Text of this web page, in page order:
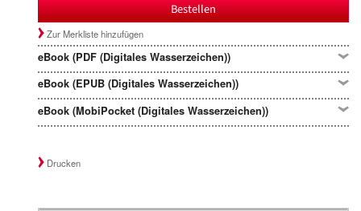
Bestellen
Zur Merkliste hinzufügen
eBook (PDF (Digitales Wasserzeichen))
eBook (EPUB (Digitales Wasserzeichen))
eBook (MobiPocket (Digitales Wasserzeichen))
Drucken